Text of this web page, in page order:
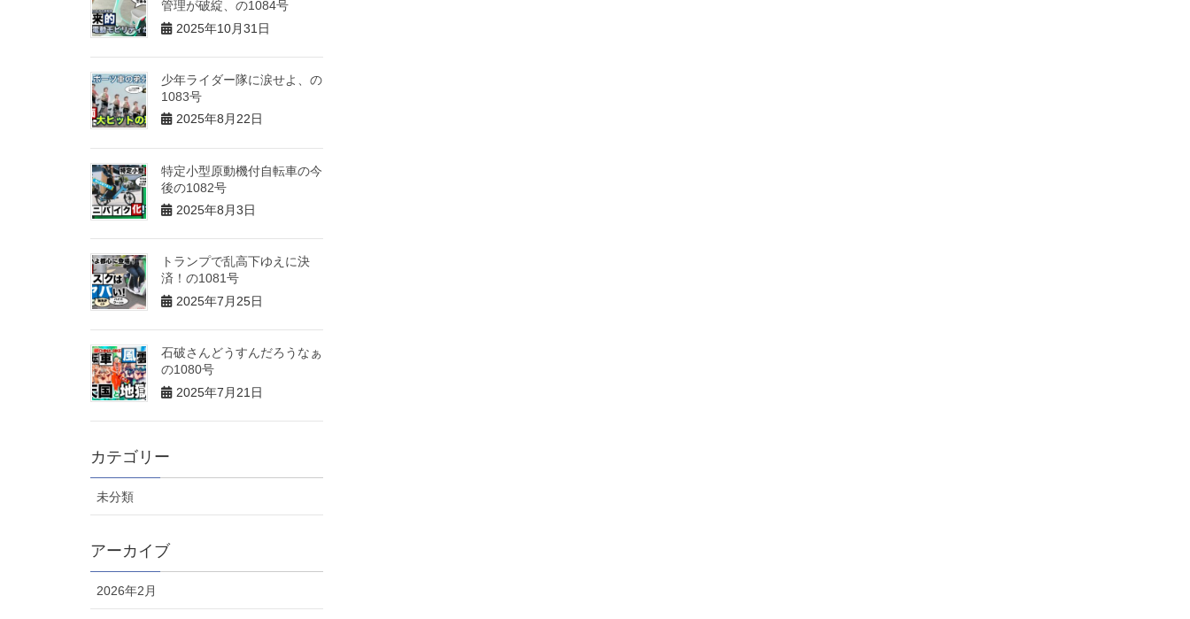
管理が破綻、の1084号
2025年10月31日
少年ライダー隊に涙せよ、の
1083号
2025年8月22日
特定小型原動機付自転車の今
後の1082号
2025年8月3日
トランプで乱高下ゆえに決
済！の1081号
2025年7月25日
石破さんどうすんだろうなぁ
の1080号
2025年7月21日
カテゴリー
未分類
アーカイブ
2026年2月